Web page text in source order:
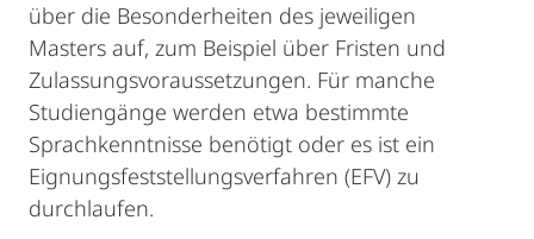
über die Besonderheiten des jeweiligen
Masters auf, zum Beispiel über Fristen und
Zulassungsvoraussetzungen. Für manche
Studiengänge werden etwa bestimmte
Sprachkenntnisse benötigt oder es ist ein
Eignungsfeststellungsverfahren (EFV) zu
durchlaufen.